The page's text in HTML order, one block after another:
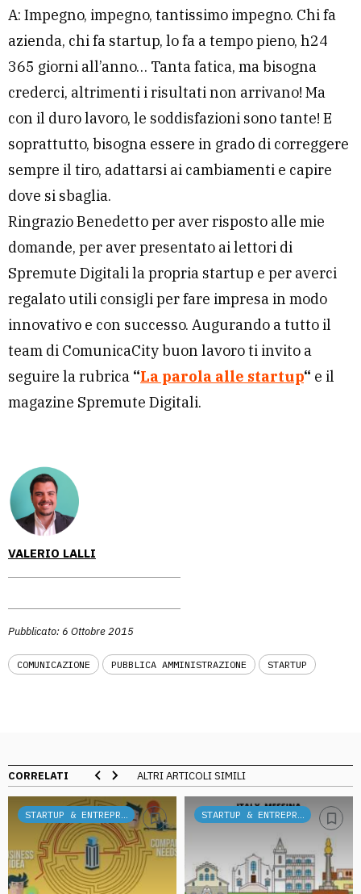
VALERIO LALLI
Pubblicato: 6 Ottobre 2015
COMUNICAZIONE PUBBLICA AMMINISTRAZIONE STARTUP
A: Impegno, impegno, tantissimo impegno. Chi fa
azienda, chi fa startup, lo fa a tempo pieno, h24
365 giorni all’anno… Tanta fatica, ma bisogna
crederci, altrimenti i risultati non arrivano! Ma
con il duro lavoro, le soddisfazioni sono tante! E
soprattutto, bisogna essere in grado di correggere
sempre il tiro, adattarsi ai cambiamenti e capire
dove si sbaglia.
Ringrazio Benedetto per aver risposto alle mie
domande, per aver presentato ai lettori di
Spremute Digitali la propria startup e per averci
regalato utili consigli per fare impresa in modo
innovativo e con successo. Augurando a tutto il
team di ComunicaCity buon lavoro ti invito a
seguire la rubrica “La parola alle startup“ e il
magazine Spremute Digitali.
CORRELATI ALTRI ARTICOLI SIMILI